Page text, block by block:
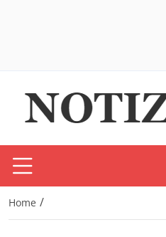
Home /